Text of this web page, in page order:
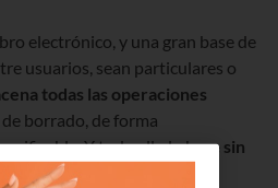
electrónico, y una gran base de
usuarios, sean particulares o
todas las operaciones
borrado, de forma
Y todo ello lo hace sin